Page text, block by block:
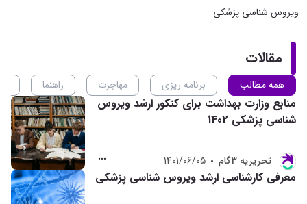
ویروس شناسی پزشکی
مقالات
همه مطالب برنامه ریزی مهاجرت راهنما
منابع وزارت بهداشت برای کنکور ارشد ویروس
شناسی پزشکی 1402
تحريريه 3گام 1401/06/05
معرفی کارشناسی ارشد ویروس شناسی پزشکی